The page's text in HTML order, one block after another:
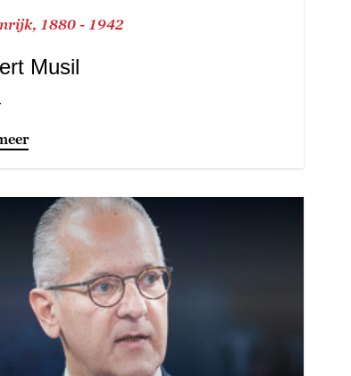
1880 - 1942
Musil